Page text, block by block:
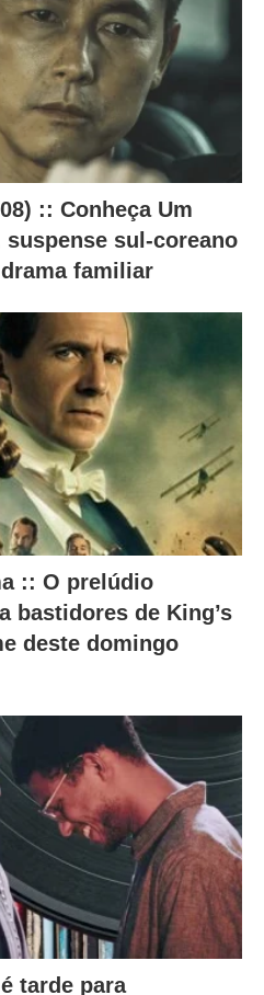
:: Conheça Um
suspense sul-coreano
familiar
:: O prelúdio
bastidores de King’s
deste domingo
tarde para